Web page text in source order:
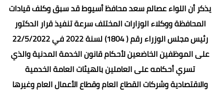
يذكر أن اللواء عصالم سعد محافظ أسيوط قد سبق وكلف قيادات
المحافظة ووكلاء الوزارات المختلف سرعة تنفيذ قرار الدكتور
رئيس مجلس الوزراء رقم ( 1804) لسنة 2022 في 22/5/2022
على الموظفين الخاضعين لأحكام قانون الخدمة المدنية والذي
تسري أحكامه على العاملين بالهيئات العامة الخدمية
والاقتصادية وشركات القطاع العام وقطاع الأعمال العام وغيرها